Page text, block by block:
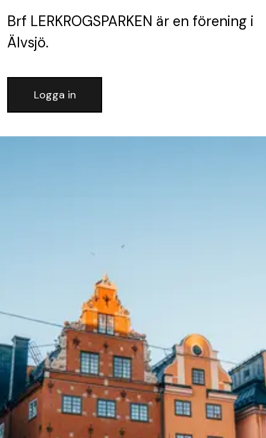
Brf LERKROGSPARKEN är en förening i
Älvsjö.
Logga in